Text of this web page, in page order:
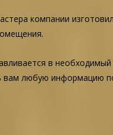
компании
в
вам любую информацию